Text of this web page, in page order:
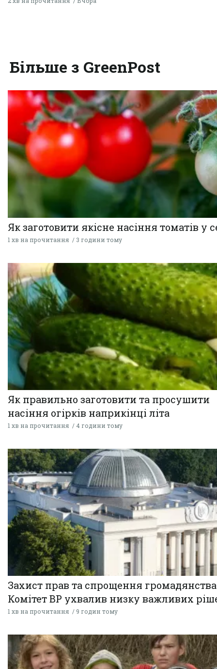
Більше з GreenPost
Як заготовити якісне насіння томатів у
1 хв на прочитання 3 години тому
Як правильно заготовити та просушити
насіння огірків наприкінці літа
1 хв на прочитання 4 години тому
Захист прав та спрощення
Комітет ВР ухвалив низку важливих
1 хв на прочитання 9 годин тому